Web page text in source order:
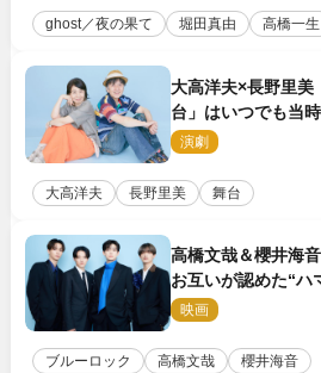
ghost／夜の果て 堀田真由 高橋一生
大高洋夫×長野里
台」はいつでも当
他の方たちとは違い
演劇
大高洋夫 長野里美 舞台
高橋文哉＆櫻井海
お互いが認めた“
ク』で築いた最高
映画
ブルーロック 高橋文哉 櫻井海音